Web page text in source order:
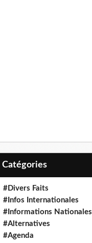
Catégories
#Divers Faits
#Infos Internationales
#Informations Nationales
#Alternatives
#Agenda